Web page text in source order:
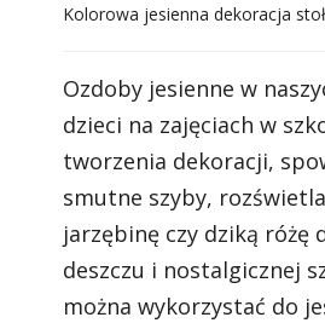
Kolorowa jesienna dekoracja
Ozdoby jesienne w
dzieci na zajęciach w
tworzenia dekoracji,
smutne szyby,
jarzębinę czy dziką różę
deszczu i nostalgicznej
można wykorzystać do